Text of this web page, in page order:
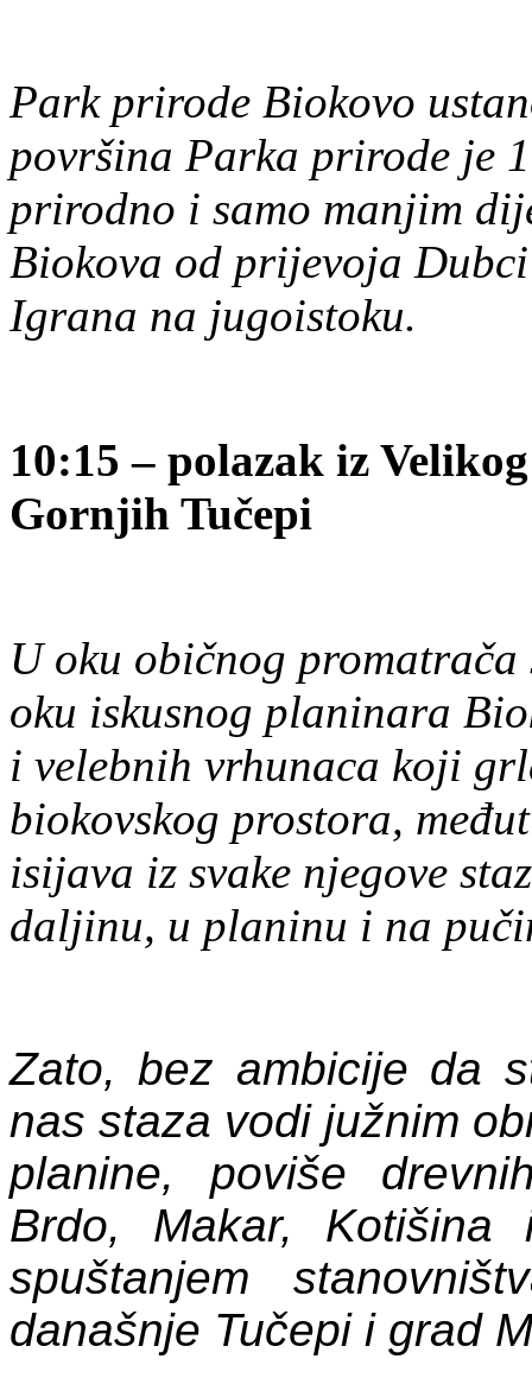
Park prirode Biokovo
površina Parka prirode je
prirodno i samo manjim
Biokova od prijevoja
Igrana na jugoistoku.
10:15 – polazak iz
Gornjih Tučepi
U oku običnog
oku iskusnog planinara
i velebnih vrhunaca koji
biokovskog prostora,
isijava iz svake njegove
daljinu, u planinu i na
Zato, bez ambicije da
nas staza vodi južnim
planine, poviše
Brdo, Makar,
spuštanjem
današnje Tučepi i grad